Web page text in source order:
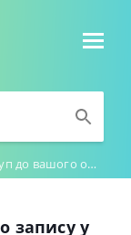
облікового запису у співробітників Integrica
запису у